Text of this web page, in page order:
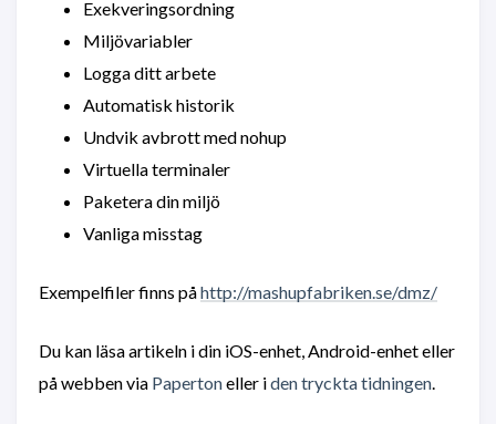
Exekveringsordning
Miljövariabler
Logga ditt arbete
Automatisk historik
Undvik avbrott med nohup
Virtuella terminaler
Paketera din miljö
Vanliga misstag
Exempelfiler finns påhttp://mashupfabriken.se/dmz/
Du kan läsa artikeln i din iOS-enhet, Android-enhet eller
på webben via Papertoneller iden tryckta tidningen.